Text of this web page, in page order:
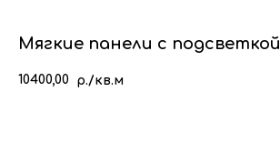
Мягкие панели с подсветкой
10400,00 р./кв.м